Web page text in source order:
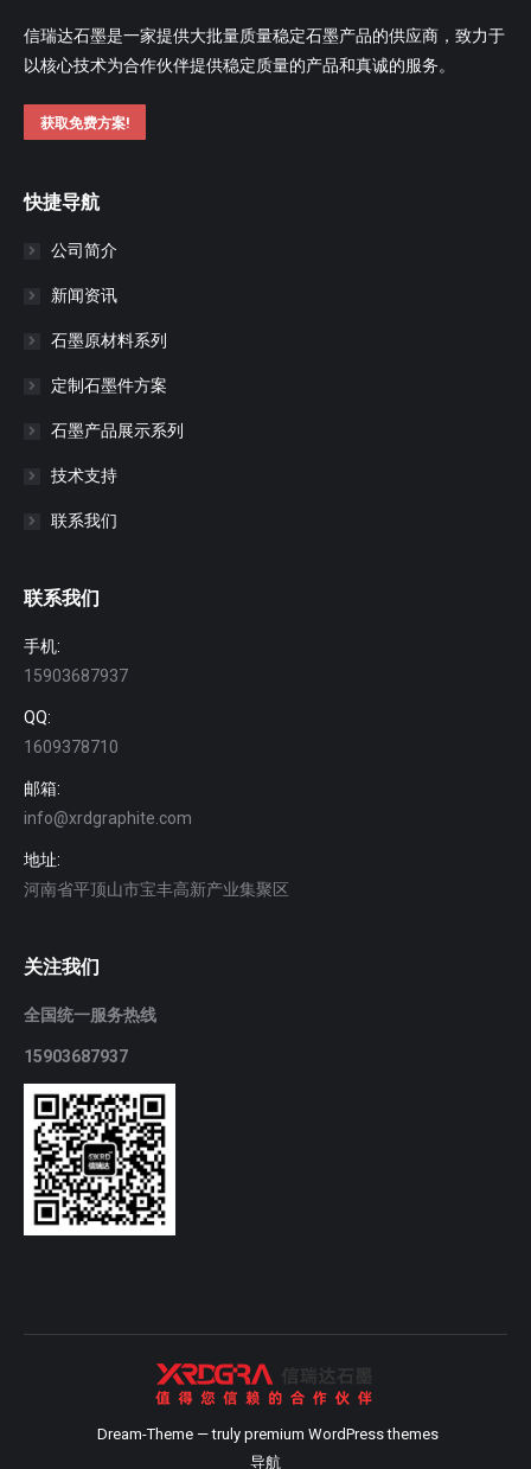
信瑞达石墨是一家提供大批量质量稳定石墨产品的供应商，致力于
以核心技术为合作伙伴提供稳定质量的产品和真诚的服务。
获取免费方案!
快捷导航
公司简介
新闻资讯
石墨原材料系列
定制石墨件方案
石墨产品展示系列
技术支持
联系我们
联系我们
手机:
15903687937
QQ:
1609378710
邮箱:
info@xrdgraphite.com
地址:
河南省平顶山市宝丰高新产业集聚区
关注我们
全国统一服务热线
15903687937
Dream-Theme — truly premium WordPress themes
导航